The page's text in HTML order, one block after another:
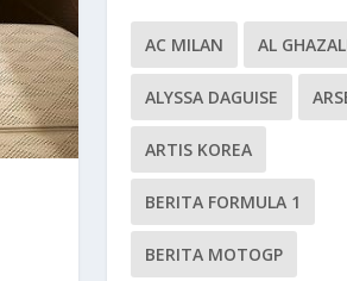
AC MILAN AL
ALYSSA DAGUISE
ARTIS KOREA
BERITA FORMULA 1
BERITA MOTOGP